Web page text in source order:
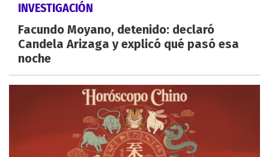
INVESTIGACIÓN
Facundo Moyano, detenido: declaró
Candela Arizaga y explicó qué pasó esa
noche